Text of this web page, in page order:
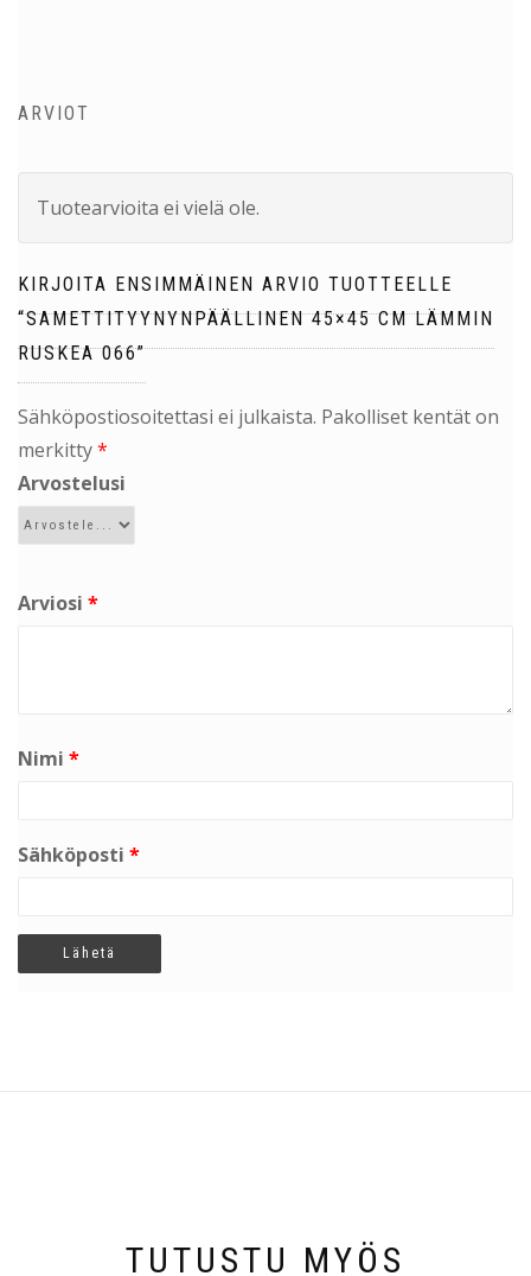
ARVIOT
Tuotearvioita ei vielä ole.
KIRJOITA ENSIMMÄINEN ARVIO TUOTTEELLE
“SAMETTITYYNYNPÄÄLLINEN 45×45 CM LÄMMIN
RUSKEA 066”
Sähköpostiosoitettasi ei julkaista. Pakolliset kentät on
merkitty*
Arvostelusi
Arviosi *
Nimi *
Sähköposti *
TUTUSTU MYÖS